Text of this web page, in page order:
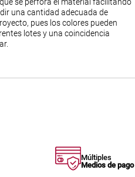
se perfora el material facilitando
una cantidad adecuada de
pues los colores pueden
lotes y una coincidencia
Múltiples
Medios de pago